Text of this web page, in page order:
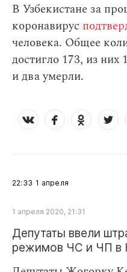
В Узбекистане за
коронавирус
человека. Общее
достигло 173, из них
и два умерли.
22:33 1 апреля
1 апреля 2020, 21:31
Депутаты ввели
режимов ЧС и ЧП в